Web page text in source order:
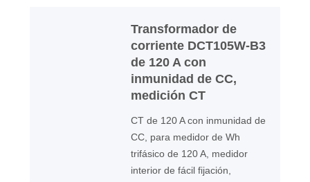
Transformador de
corriente DCT105W-B3
de 120 A con
inmunidad de CC,
medición CT
CT de 120 A con inmunidad de
CC, para medidor de Wh
trifásico de 120 A, medidor
interior de fácil fijación,